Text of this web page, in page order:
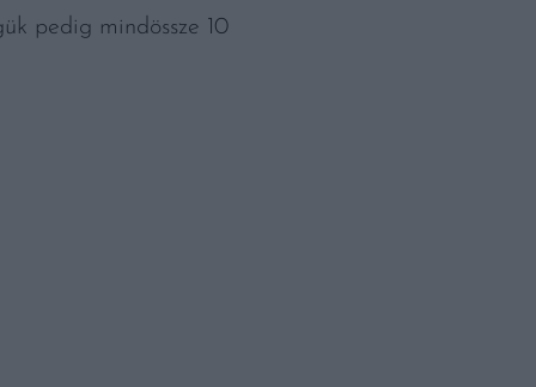
pedig mindössze 10